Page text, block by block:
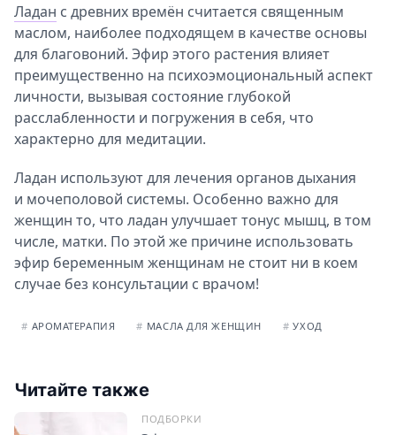
Ладан с древних времён считается священным
маслом, наиболее подходящем в качестве основы
для благовоний. Эфир этого растения влияет
преимущественно на психоэмоциональный аспект
личности, вызывая состояние глубокой
расслабленности и погружения в себя, что
характерно для медитации.
Ладан используют для лечения органов дыхания
и мочеполовой системы. Особенно важно для
женщин то, что ладан улучшает тонус мышц, в том
числе, матки. По этой же причине использовать
эфир беременным женщинам не стоит ни в коем
случае без консультации с врачом!
# АРОМАТЕРАПИЯ # МАСЛА ДЛЯ ЖЕНЩИН # УХОД
Читайте также
ПОДБОРКИ